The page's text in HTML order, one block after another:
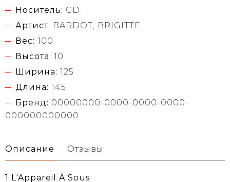
Носитель: CD
Артист: BARDOT, BRIGITTE
Вес: 100
Высота: 10
Ширина: 125
Длина: 145
Бренд: 00000000-0000-0000-0000-
000000000000
Описание Отзывы
1 L'Appareil À Sous